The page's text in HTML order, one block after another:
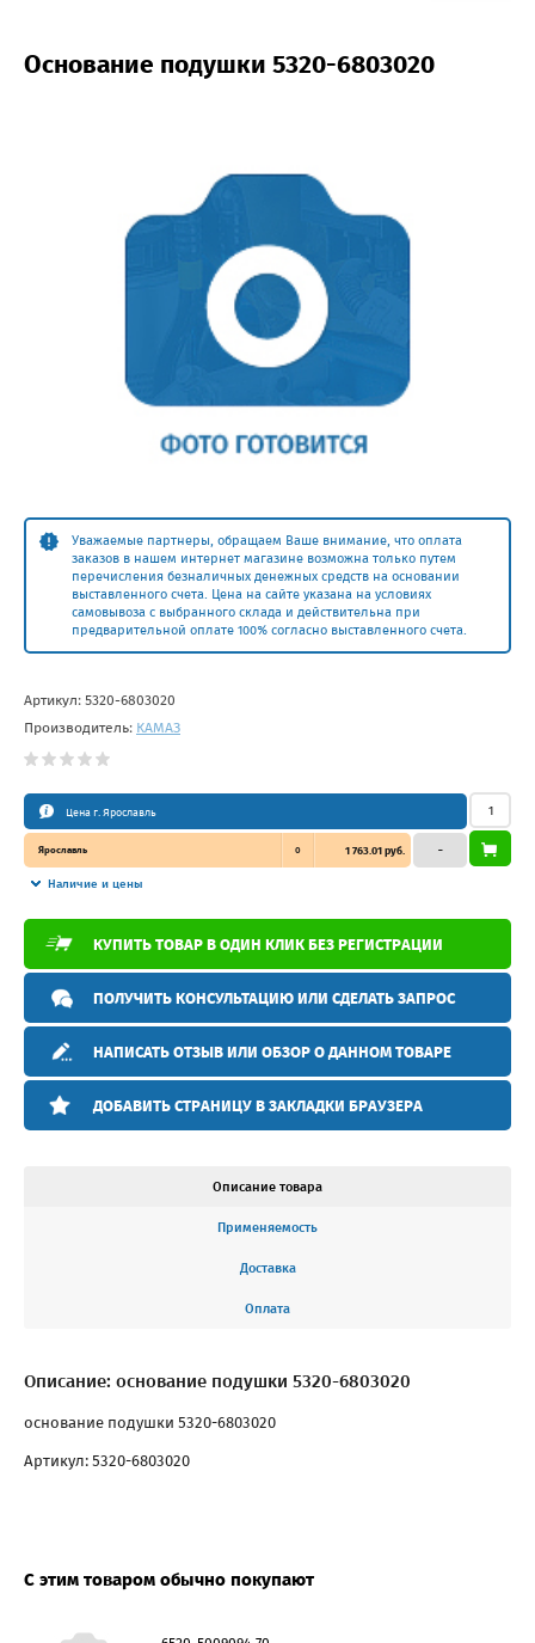
Основание подушки 5320-6803020
Уважаемые партнеры, обращаем Ваше внимание, что оплата
заказов в нашем интернет магазине возможна только путем
перечисления безналичных денежных средств на основании
выставленного счета. Цена на сайте указана на условиях
самовывоза с выбранного склада и действительна при
предварительной оплате 100% согласно выставленного счета.
Артикул: 5320-6803020
Производитель: КАМАЗ
Цена г. Ярославль
Ярославль 0 1 763.01 руб.
Наличие и цены
–
КУПИТЬ ТОВАР В ОДИН КЛИК БЕЗ РЕГИСТРАЦИИ
ПОЛУЧИТЬ КОНСУЛЬТАЦИЮ ИЛИ СДЕЛАТЬ ЗАПРОС
НАПИСАТЬ ОТЗЫВ ИЛИ ОБЗОР О ДАННОМ ТОВАРЕ
ДОБАВИТЬ СТРАНИЦУ В ЗАКЛАДКИ БРАУЗЕРА
Описание товара
Применяемость
Доставка
Оплата
Описание: основание подушки 5320-6803020
основание подушки 5320-6803020
Артикул: 5320-6803020
С этим товаром обычно покупают